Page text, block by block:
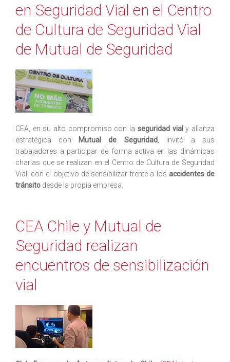
en Seguridad Vial en el Centro
de Cultura de Seguridad Vial
de Mutual de Seguridad
CEA, en su alto compromiso con la seguridad vial y alianza
estratégica con
Mutual de Seguridad, invitó a sus
trabajadores a participar de forma activa en las dinámicas
charlas que se realizan en el Centro de Cultura de Seguridad
Vial, con el objetivo de sensibilizar frente a los accidentes de
tránsito desde la propia empresa.
CEA Chile y Mutual de
Seguridad realizan
encuentros de sensibilización
vial